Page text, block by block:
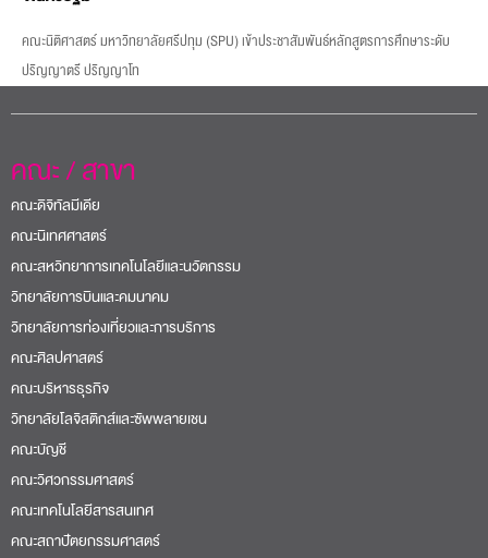
คณะนิติศาสตร์ มหาวิทยาลัยศรีปทุม (SPU) เข้าประชาสัมพันธ์หลักสูตรการศึกษาระดับ
ปริญญาตรี ปริญญาโท
คณะ / สาขา
คณะดิจิทัลมีเดีย
คณะนิเทศศาสตร์
คณะสหวิทยาการเทคโนโลยีและนวัตกรรม
วิทยาลัยการบินและคมนาคม
วิทยาลัยการท่องเที่ยวและการบริการ
คณะศิลปศาสตร์
คณะบริหารธุรกิจ
วิทยาลัยโลจิสติกส์และซัพพลายเชน
คณะบัญชี
คณะวิศวกรรมศาสตร์
คณะเทคโนโลยีสารสนเทศ
คณะสถาปัตยกรรมศาสตร์